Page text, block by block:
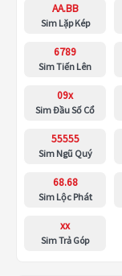
AA.BB
Sim Lặp Kép
6789
Sim Tiến Lên
09x
Sim Đầu Số Cổ
55555
Sim Ngũ Quý
68.68
Sim Lộc Phát
xx
Sim Trả Góp